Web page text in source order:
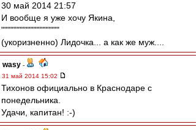
30 май 2014 21:57
И вообще я уже хочу Якина,
"""""""""""""""""""
(укоризненно) Лидочка... а как же муж....
wasy -
31 май 2014 15:02
Тихонов официально в Краснодаре с
понедельника.
Удачи, капитан! :-)